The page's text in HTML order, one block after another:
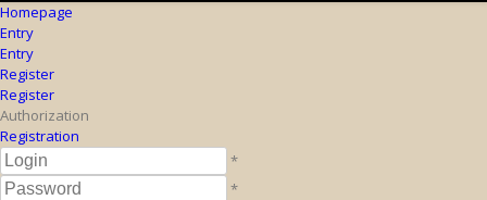
Homepage
Entry
Entry
Register
Register
Authorization
Registration
*
*